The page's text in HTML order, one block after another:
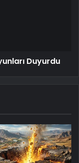
Duyurdu